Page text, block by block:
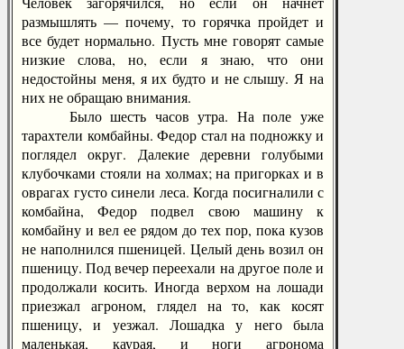
размышлять — почему, то горячка пройдет и
все будет нормально. Пусть мне говорят самые
низкие слова, но, если я знаю, что они
недостойны меня, я их будто и не слышу. Я на
них не обращаю внимания.
Было шесть часов утра. На поле уже
тарахтели комбайны. Федор стал на подножку и
поглядел округ. Далекие деревни голубыми
клубочками стояли на холмах; на пригорках и в
оврагах густо синели леса. Когда посигналили с
комбайна, Федор подвел свою машину к
комбайну и вел ее рядом до тех пор, пока кузов
не наполнился пшеницей. Целый день возил он
пшеницу. Под вечер переехали на другое поле и
продолжали косить. Иногда верхом на лошади
приезжал агроном, глядел на то, как косят
пшеницу, и уезжал. Лошадка у него была
маленькая, каурая, и ноги агронома